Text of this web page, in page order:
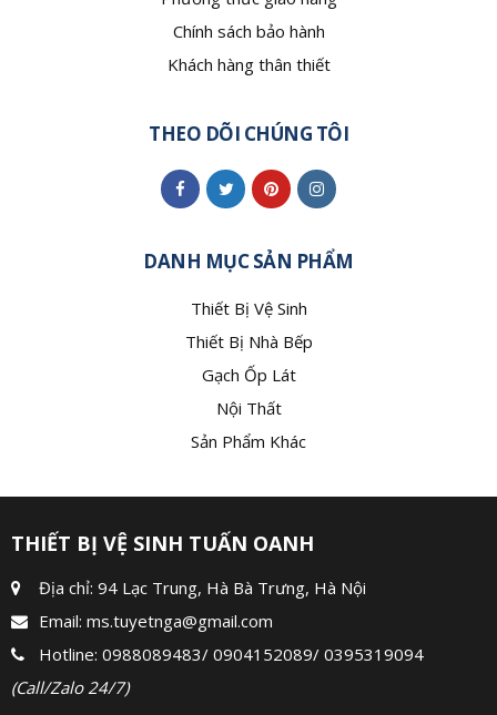
Chính sách bảo hành
Khách hàng thân thiết
THEO DÕI CHÚNG TÔI
DANH MỤC SẢN PHẨM
Thiết Bị Vệ Sinh
Thiết Bị Nhà Bếp
Gạch Ốp Lát
Nội Thất
Sản Phẩm Khác
THIẾT BỊ VỆ SINH TUẤN OANH
Địa chỉ: 94 Lạc Trung, Hà Bà Trưng, Hà Nội
Email: ms.tuyetnga@gmail.com
Hotline: 0988089483/ 0904152089/ 0395319094
(Call/Zalo 24/7)